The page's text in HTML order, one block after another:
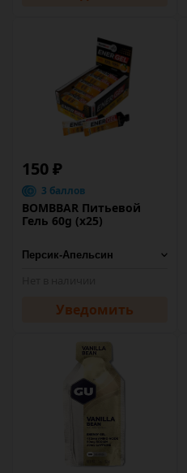
150 ₽
3 баллов
BOMBBAR Питьевой
Гель 60g (х25)
Уведомить